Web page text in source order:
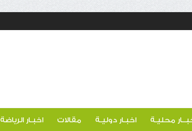
محليـة اخبـار دوليـة مقالات اخبـار الرياضة